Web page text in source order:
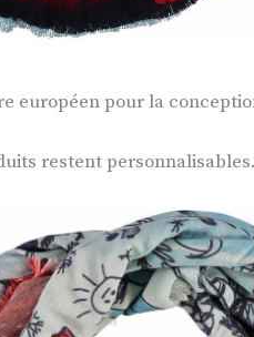
européen pour la
restent personnalisables.